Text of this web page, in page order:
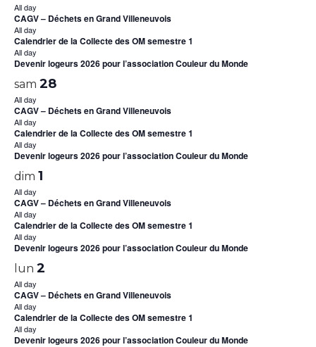
All day
CAGV – Déchets en Grand Villeneuvois
All day
Calendrier de la Collecte des OM semestre 1
All day
Devenir logeurs 2026 pour l’association Couleur du Monde
sam 28
All day
CAGV – Déchets en Grand Villeneuvois
All day
Calendrier de la Collecte des OM semestre 1
All day
Devenir logeurs 2026 pour l’association Couleur du Monde
dim 1
All day
CAGV – Déchets en Grand Villeneuvois
All day
Calendrier de la Collecte des OM semestre 1
All day
Devenir logeurs 2026 pour l’association Couleur du Monde
lun 2
All day
CAGV – Déchets en Grand Villeneuvois
All day
Calendrier de la Collecte des OM semestre 1
All day
Devenir logeurs 2026 pour l’association Couleur du Monde